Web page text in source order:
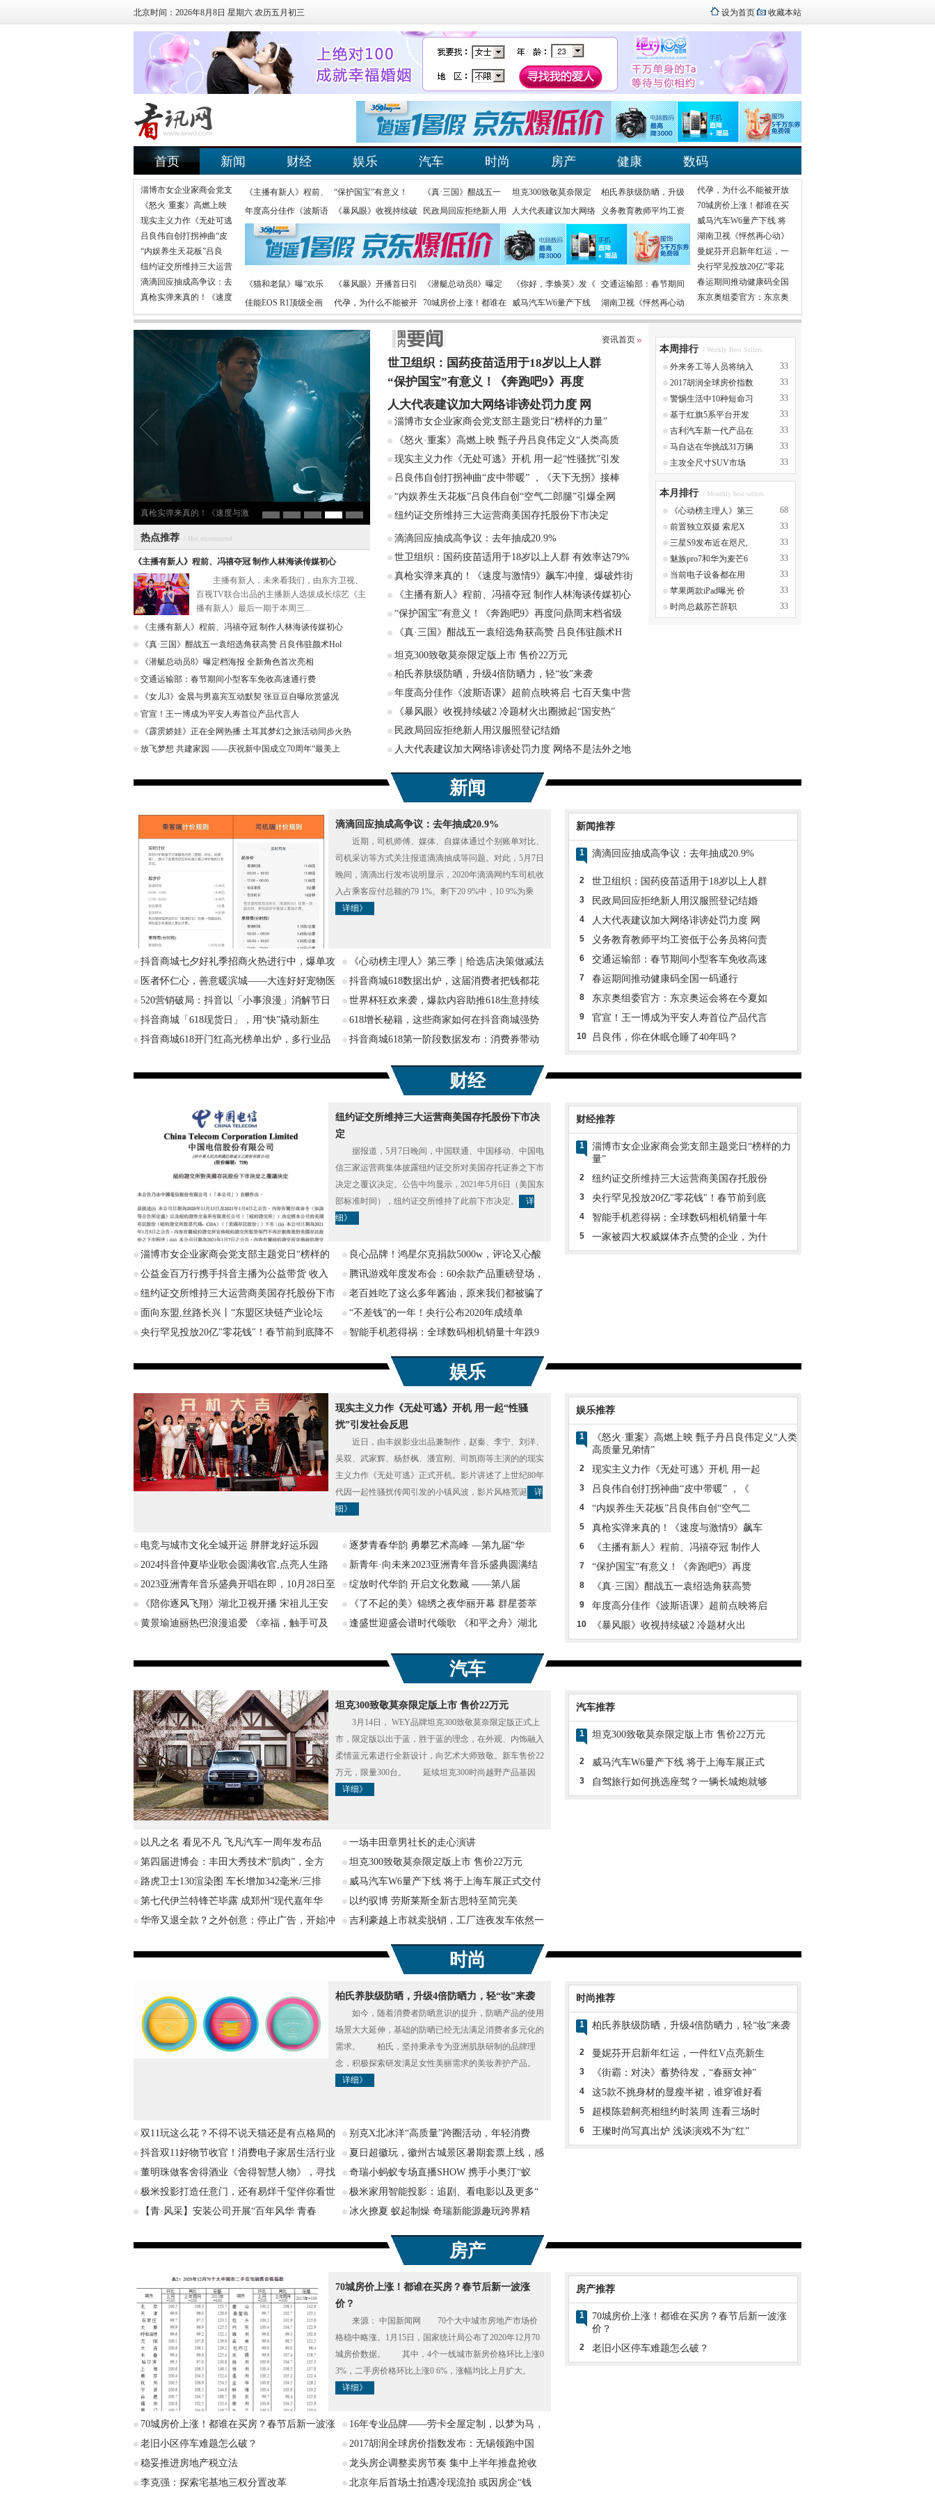
北京时间：2026年8月8日 星期六 农历五月初三 设为首页 收藏本站
首页 新闻 财经 娱乐 汽车 时尚 房产 健康 数码
淄博市女企业家商会党支
《怒火·重案》高燃上映
现实主义力作《无处可逃
吕良伟自创打拐神曲“皮
“内娱养生天花板”吕良
纽约证交所维持三大运营
滴滴回应抽成高争议：去
真枪实弹来真的！《速度
《主播有新人》程前、 “保护国宝”有意义！ 《真·三国》酣战五一 坦克300致敬莫奈限定
柏氏养肤级防晒，升级
年度高分佳作《波斯语
《暴风眼》收视持续破 民政局回应拒绝新人用 人大代表建议加大网络 义务教育教师平均工资
《猫和老鼠》曝“欢乐 《暴风眼》开播首日引 《潜艇总动员8》曝定 《你好，李焕英》发《
交通运输部：春节期间
佳能EOS R1顶级全画
代孕，为什么不能被开 70城房价上涨！都谁在 威马汽车W6量产下线 湖南卫视《怦然再心动
代孕，为什么不能被开放
70城房价上涨！都谁在买
威马汽车W6量产下线 将
湖南卫视《怦然再心动》
曼妮芬开启新年红运，一
央行罕见投放20亿"零花
春运期间推动健康码全国
东京奥组委官方：东京奥
真枪实弹来真的！《速度与激 《暴风眼》收视持续破2
热点推荐 / Hot recommend
《主播有新人》程前、冯禧夺冠 制作人林海谈传媒初心
主播有新人，未来看我们，由东方卫视、
百视TV联合出品的主播新人选拔成长综艺《主
播有新人》最后一期于本周三...
《主播有新人》程前、冯禧夺冠 制作人林海谈传媒初心
《真·三国》酣战五一袁绍选角获高赞 吕良伟驻颜术Hol
《潜艇总动员8》曝定档海报 全新角色首次亮相
交通运输部：春节期间小型客车免收高速通行费
《女儿3》金晨与男嘉宾互动默契 张豆豆自曝欣赏盛况
官宣！王一博成为平安人寿首位产品代言人
《霹雳娇娃》正在全网热播 土耳其梦幻之旅活动同步火热
放飞梦想 共建家园 ——庆祝新中国成立70周年“最美上
资讯首页
世卫组织：国药疫苗适用于18岁以上人群
“保护国宝”有意义！《奔跑吧9》再度
人大代表建议加大网络诽谤处罚力度 网
淄博市女企业家商会党支部主题党日“榜样的力量”
《怒火·重案》高燃上映 甄子丹吕良伟定义“人类高质
现实主义力作《无处可逃》开机 用一起“性骚扰”引发
吕良伟自创打拐神曲“皮中带暖” ，《天下无拐》接棒
“内娱养生天花板”吕良伟自创“空气二郎腿”引爆全网
纽约证交所维持三大运营商美国存托股份下市决定
滴滴回应抽成高争议：去年抽成20.9%
世卫组织：国药疫苗适用于18岁以上人群 有效率达79%
真枪实弹来真的！《速度与激情9》飙车冲撞、爆破炸街
《主播有新人》程前、冯禧夺冠 制作人林海谈传媒初心
“保护国宝”有意义！《奔跑吧9》再度问鼎周末档省级
《真·三国》酣战五一袁绍选角获高赞 吕良伟驻颜术H
坦克300致敬莫奈限定版上市 售价22万元
柏氏养肤级防晒，升级4倍防晒力，轻“妆”来袭
年度高分佳作《波斯语课》超前点映将启 七百天集中营
《暴风眼》收视持续破2 冷题材火出圈掀起“国安热”
民政局回应拒绝新人用汉服照登记结婚
人大代表建议加大网络诽谤处罚力度 网络不是法外之地
本周排行 / Weekly Best Sellers
外来务工等人员将纳入
33
2017胡润全球房价指数
33
警惕生活中10种短命习
33
基于红旗5系平台开发
33
吉利汽车新一代产品在
33
马自达在华挑战31万辆
33
主攻全尺寸SUV市场
33
本月排行 / Monthly best sellers
《心动榜主理人》第三
68
前置独立双摄 索尼X
33
三星S9发布近在咫尺,
33
魅族pro7和华为麦芒6
33
当前电子设备都在用
33
苹果两款iPad曝光 价
33
时尚总裁苏芒辞职
33
新闻
滴滴回应抽成高争议：去年抽成20.9%
近期，司机师傅、媒体、自媒体通过个别账单对比、
司机采访等方式关注报道滴滴抽成等问题。对此，5月7日
晚间，滴滴出行发布说明显示，2020年滴滴网约车司机收
入占乘客应付总额的79 1%。剩下20 9%中，10 9%为乘
详细》
抖音商城七夕好礼季招商火热进行中，爆单攻
《心动榜主理人》第三季｜给选店决策做减法
医者怀仁心，善意暖滨城——大连好好宠物医
抖音商城618数据出炉，这届消费者把钱都花
520营销破局：抖音以「小事浪漫」消解节日
世界杯狂欢来袭，爆款内容助推618生意持续
抖音商城「618现货日」，用“快”撬动新生
618增长秘籍，这些商家如何在抖音商城强势
抖音商城618开门红高光榜单出炉，多行业品
抖音商城618第一阶段数据发布：消费券带动
新闻推荐
1 滴滴回应抽成高争议：去年抽成20.9%
2 世卫组织：国药疫苗适用于18岁以上人群
3 民政局回应拒绝新人用汉服照登记结婚
4 人大代表建议加大网络诽谤处罚力度 网
5 义务教育教师平均工资低于公务员将问责
6 交通运输部：春节期间小型客车免收高速
7 春运期间推动健康码全国一码通行
8 东京奥组委官方：东京奥运会将在今夏如
9 官宣！王一博成为平安人寿首位产品代言
10 吕良伟，你在休眠仓睡了40年吗？
财经
纽约证交所维持三大运营商美国存托股份下市决
定
据报道，5月7日晚间，中国联通、中国移动、中国电
信三家运营商集体披露纽约证交所对美国存托证券之下市
决定之覆议决定。公告中均显示，2021年5月6日（美国东
部标准时间），纽约证交所维持了此前下市决定。
详
细》
淄博市女企业家商会党支部主题党日“榜样的
良心品牌！鸿星尔克捐款5000w，评论又心酸
公益金百万行携手抖音主播为公益带货 收入
腾讯游戏年度发布会：60余款产品重磅登场，
纽约证交所维持三大运营商美国存托股份下市
老百姓吃了这么多年酱油，原来我们都被骗了
面向东盟,丝路长兴丨“东盟区块链产业论坛
“不差钱”的一年！央行公布2020年成绩单
央行罕见投放20亿"零花钱"！春节前到底降不
智能手机惹得祸：全球数码相机销量十年跌9
财经推荐
1
淄博市女企业家商会党支部主题党日“榜样的力
量”
2 纽约证交所维持三大运营商美国存托股份
3 央行罕见投放20亿"零花钱"！春节前到底
4 智能手机惹得祸：全球数码相机销量十年
5 一家被四大权威媒体齐点赞的企业，为什
娱乐
现实主义力作《无处可逃》开机 用一起“性骚
扰”引发社会反思
近日，由丰娱影业出品兼制作，赵秦、李宁、刘洋、
吴双、武家辉、杨舒枫、潘宜刚、司凯雨等主演的的现实
主义力作《无处可逃》正式开机。影片讲述了上世纪80年
代因一起性骚扰传闻引发的小镇风波，影片风格荒诞
详
细》
电竞与城市文化全城开运 胖胖龙好运乐园
逐梦青春华韵 勇攀艺术高峰 —第九届“华
2024抖音仲夏毕业歌会圆满收官,点亮人生路
新青年·向未来2023亚洲青年音乐盛典圆满结
2023亚洲青年音乐盛典开唱在即，10月28日至
绽放时代华韵 开启文化数藏 ——第八届
《陪你逐风飞翔》湖北卫视开播 宋祖儿王安
《了不起的美》锦绣之夜华丽开幕 群星荟萃
黄景瑜迪丽热巴浪漫追爱 《幸福，触手可及
逢盛世迎盛会谱时代颂歌 《和平之舟》湖北
娱乐推荐
1
《怒火·重案》高燃上映 甄子丹吕良伟定义“人类
高质量兄弟情”
2 现实主义力作《无处可逃》开机 用一起
3 吕良伟自创打拐神曲“皮中带暖” ，《
4 “内娱养生天花板”吕良伟自创“空气二
5 真枪实弹来真的！《速度与激情9》飙车
6 《主播有新人》程前、冯禧夺冠 制作人
7 “保护国宝”有意义！《奔跑吧9》再度
8 《真·三国》酣战五一袁绍选角获高赞
9 年度高分佳作《波斯语课》超前点映将启
10 《暴风眼》收视持续破2 冷题材火出
汽车
坦克300致敬莫奈限定版上市 售价22万元
3月14日， WEY品牌坦克300致敬莫奈限定版正式上
市，限定版以出于蓝，胜于蓝的理念，在外观、内饰融入
柔情蓝元素进行全新设计，向艺术大师致敬。新车售价22
万元，限量300台。 延续坦克300时尚越野产品基因
详细》
以凡之名 看见不凡 飞凡汽车一周年发布品
一场丰田章男社长的走心演讲
第四届进博会：丰田大秀技术“肌肉”，全方
坦克300致敬莫奈限定版上市 售价22万元
路虎卫士130渲染图 车长增加342毫米/三排
威马汽车W6量产下线 将于上海车展正式交付
第七代伊兰特锋芒毕露 成郑州“现代嘉年华
以约驭博 劳斯莱斯全新古思特至简完美
华帝又退全款？之外创意：停止广告，开始冲
吉利豪越上市就卖脱销，工厂连夜发车依然一
汽车推荐
1 坦克300致敬莫奈限定版上市 售价22万元
2 威马汽车W6量产下线 将于上海车展正式
3 自驾旅行如何挑选座驾？一辆长城炮就够
时尚
柏氏养肤级防晒，升级4倍防晒力，轻“妆”来袭
如今，随着消费者防晒意识的提升，防晒产品的使用
场景大大延伸，基础的防晒已经无法满足消费者多元化的
需求。 柏氏，坚持秉承专为亚洲肌肤研制的品牌理
念，积极探索研发满足女性美丽需求的美妆养护产品。
详细》
双11玩这么花？不得不说天猫还是有点格局的
别克X北冰洋“高质量”跨圈活动，年轻消费
抖音双11好物节收官！消费电子家居生活行业
夏日超徽玩，徽州古城景区暑期套票上线，感
董明珠做客舍得酒业《舍得智慧人物》，寻找
奇瑞小蚂蚁专场直播SHOW 携手小奥汀“蚁
极米投影打造任意门，还有易烊千玺伴你看世
极米家用智能投影：追剧、看电影以及更多“
【青·风采】安装公司开展“百年风华 青春
冰火撩夏 蚁起制燥 奇瑞新能源趣玩跨界精
时尚推荐
1 柏氏养肤级防晒，升级4倍防晒力，轻“妆”来袭
2 曼妮芬开启新年红运，一件红V点亮新生
3 《街霸：对决》蓄势待发，“春丽女神”
4 这5款不挑身材的显瘦半裙，谁穿谁好看
5 超模陈碧舸亮相纽约时装周 连看三场时
6 王璨时尚写真出炉 浅谈演戏不为“红”
房产
70城房价上涨！都谁在买房？春节后新一波涨
价？
来源： 中国新闻网 70个大中城市房地产市场价
格稳中略涨。1月15日，国家统计局公布了2020年12月70
城房价数据。 其中，4个一线城市新房价格环比上涨0
3%，二手房价格环比上涨0 6%，涨幅均比上月扩大。
详细》
70城房价上涨！都谁在买房？春节后新一波涨
16年专业品牌——劳卡全屋定制，以梦为马，
老旧小区停车难题怎么破？
2017胡润全球房价指数发布：无锡领跑中国
稳妥推进房地产税立法
龙头房企调整卖房节奏 集中上半年推盘抢收
李克强：探索宅基地三权分置改革
北京年后首场土拍遇冷现流拍 或因房企“钱
房产推荐
1
70城房价上涨！都谁在买房？春节后新一波涨
价？
2 老旧小区停车难题怎么破？